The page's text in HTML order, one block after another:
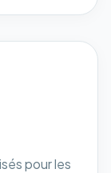
pour les